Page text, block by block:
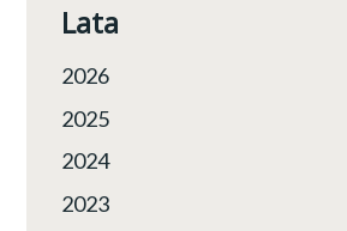
Lata
2026
2025
2024
2023